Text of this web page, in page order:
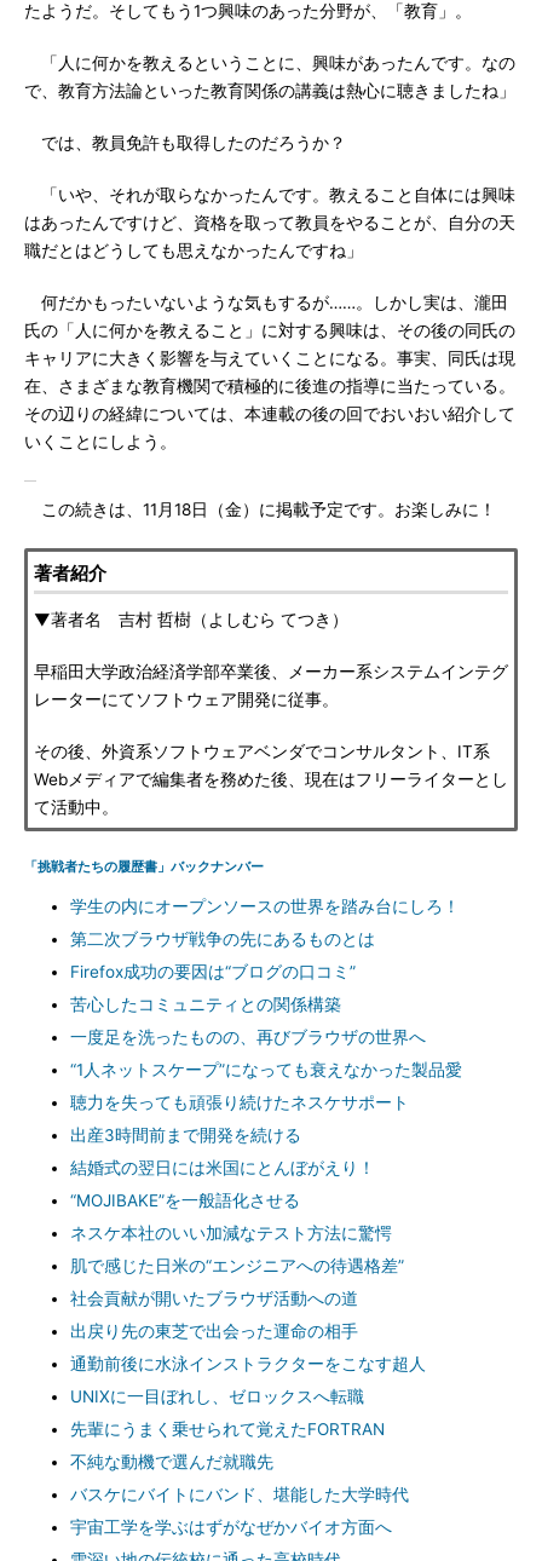
たようだ。そしてもう1つ興味のあった分野が、「教育」。
「人に何かを教えるということに、興味があったんです。なの
で、教育方法論といった教育関係の講義は熱心に聴きましたね」
では、教員免許も取得したのだろうか？
「いや、それが取らなかったんです。教えること自体には興味
はあったんですけど、資格を取って教員をやることが、自分の天
職だとはどうしても思えなかったんですね」
何だかもったいないような気もするが……。しかし実は、瀧田
氏の「人に何かを教えること」に対する興味は、その後の同氏の
キャリアに大きく影響を与えていくことになる。事実、同氏は現
在、さまざまな教育機関で積極的に後進の指導に当たっている。
その辺りの経緯については、本連載の後の回でおいおい紹介して
いくことにしよう。
この続きは、11月18日（金）に掲載予定です。お楽しみに！
著者紹介
▼著者名 吉村 哲樹（よしむら てつき）
早稲田大学政治経済学部卒業後、メーカー系システムインテグ
レーターにてソフトウェア開発に従事。
その後、外資系ソフトウェアベンダでコンサルタント、IT系
Webメディアで編集者を務めた後、現在はフリーライターとし
て活動中。
「挑戦者たちの履歴書」バックナンバー
学生の内にオープンソースの世界を踏み台にしろ！
第二次ブラウザ戦争の先にあるものとは
Firefox成功の要因は“ブログの口コミ”
苦心したコミュニティとの関係構築
一度足を洗ったものの、再びブラウザの世界へ
“1人ネットスケープ”になっても衰えなかった製品愛
聴力を失っても頑張り続けたネスケサポート
出産3時間前まで開発を続ける
結婚式の翌日には米国にとんぼがえり！
“MOJIBAKE”を一般語化させる
ネスケ本社のいい加減なテスト方法に驚愕
肌で感じた日米の“エンジニアへの待遇格差”
社会貢献が開いたブラウザ活動への道
出戻り先の東芝で出会った運命の相手
通勤前後に水泳インストラクターをこなす超人
UNIXに一目ぼれし、ゼロックスへ転職
先輩にうまく乗せられて覚えたFORTRAN
不純な動機で選んだ就職先
バスケにバイトにバンド、堪能した大学時代
宇宙工学を学ぶはずがなぜかバイオ方面へ